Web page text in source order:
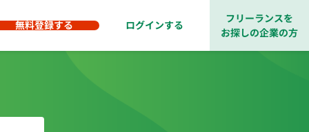
無料登録する ログインする
フリーランスを
お探しの企業の方